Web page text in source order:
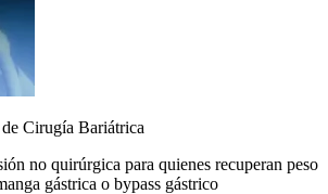
Cirugía Bariátrica
no quirúrgica para quienes recuperan peso
gástrica o bypass gástrico